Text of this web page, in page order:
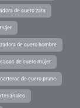
de cuero zara
de cuero hombre
de cuero mujer
carteras de cuero prune